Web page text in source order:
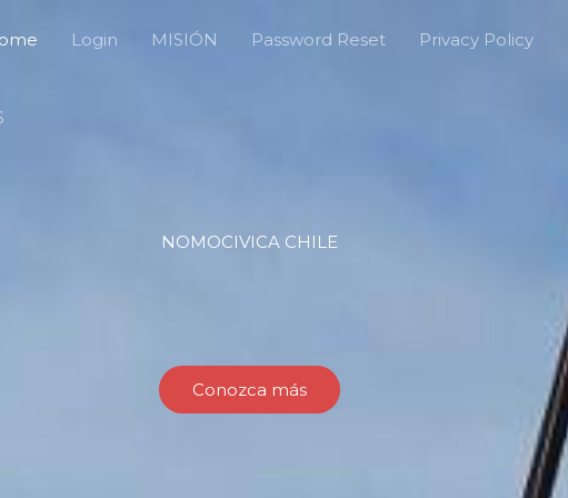
Login MISIÓN Password Reset Privacy Policy
NOMOCIVICA CHILE
Conozca más